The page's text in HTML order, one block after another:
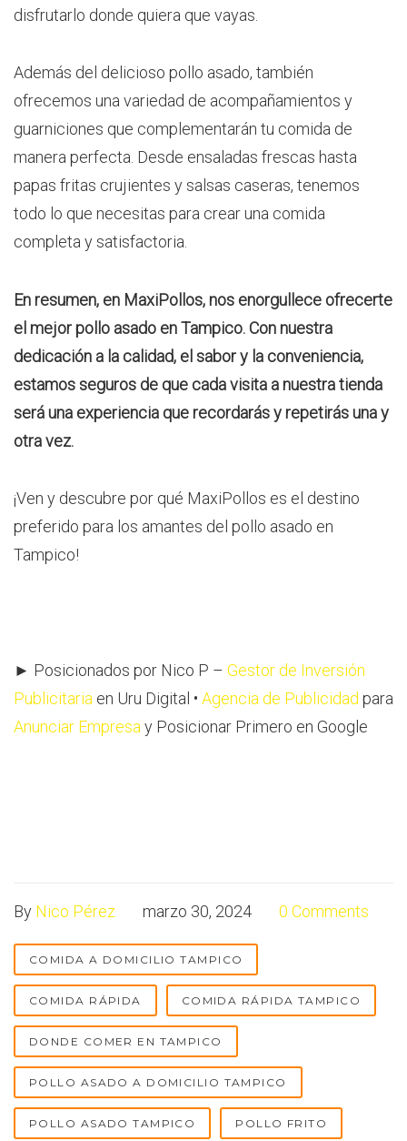
disfrutarlo donde quiera que vayas.
Además del delicioso pollo asado, también
ofrecemos una variedad de acompañamientos y
guarniciones que complementarán tu comida de
manera perfecta. Desde ensaladas frescas hasta
papas fritas crujientes y salsas caseras, tenemos
todo lo que necesitas para crear una comida
completa y satisfactoria.
En resumen, en MaxiPollos, nos enorgullece ofrecerte
el mejor pollo asado en Tampico. Con nuestra
dedicación a la calidad, el sabor y la conveniencia,
estamos seguros de que cada visita a nuestra tienda
será una experiencia que recordarás y repetirás una y
otra vez.
¡Ven y descubre por qué MaxiPollos es el destino
preferido para los amantes del pollo asado en
Tampico!
► Posicionados por Nico P – Gestor de Inversión
Publicitaria en Uru Digital • Agencia de Publicidad para
Anunciar Empresa y Posicionar Primero en Google
By Nico Pérez marzo 30, 2024 0 Comments
COMIDA A DOMICILIO TAMPICO
COMIDA RÁPIDA COMIDA RÁPIDA TAMPICO
DONDE COMER EN TAMPICO
POLLO ASADO A DOMICILIO TAMPICO
POLLO ASADO TAMPICO POLLO FRITO